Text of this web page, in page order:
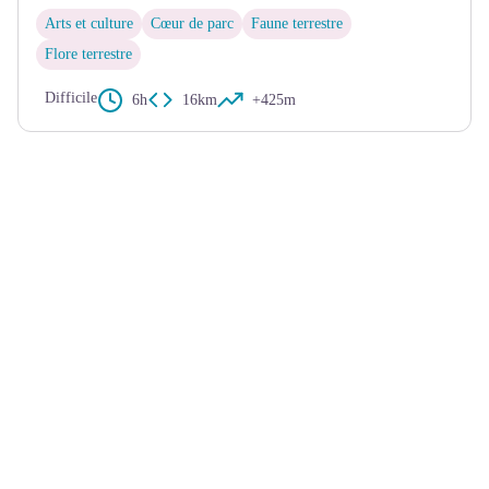
Arts et culture Cœur de parc
Faune terrestre
Flore terrestre
Difficile 6h 16km +425m